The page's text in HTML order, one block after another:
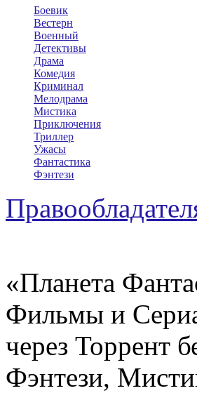
Боевик
Вестерн
Военный
Детективы
Драма
Комедия
Криминал
Мелодрама
Мистика
Приключения
Триллер
Ужасы
Фантастика
Фэнтези
«Планета
Фильмы и
через Торрент
Фэнтези,